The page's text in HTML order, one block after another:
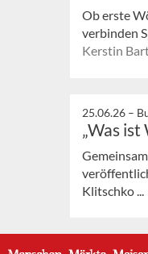
Ob erste
verbinden
Kerstin
25.06.26 –
„Was
Klitschko ...